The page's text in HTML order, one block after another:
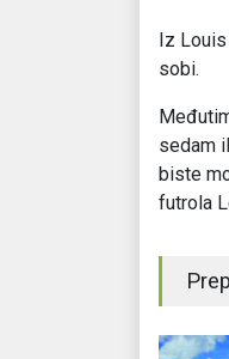
Iz
sobi.
sedam
biste
futrola